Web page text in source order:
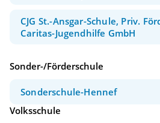
CJG St.-Ansgar-Schule, Priv.
Caritas-Jugendhilfe GmbH
Sonder-/Förderschule
Sonderschule-Hennef
Volksschule